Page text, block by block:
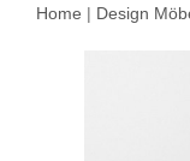
Home | Design